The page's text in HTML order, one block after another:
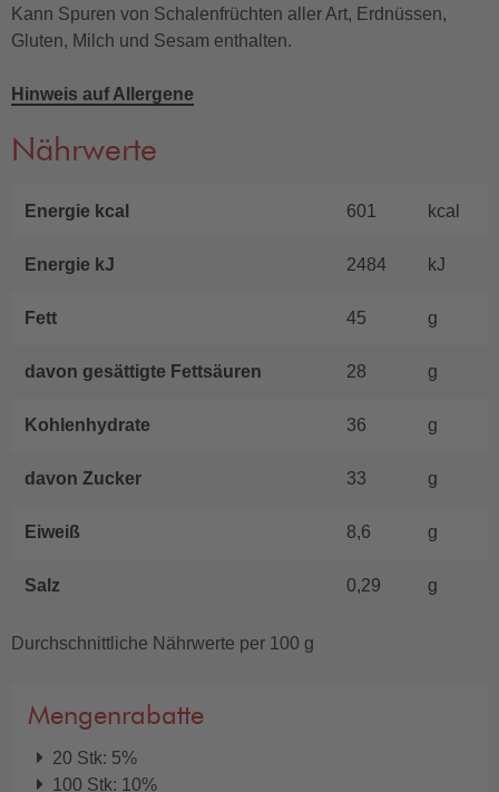
Kann Spuren von Schalenfrüchten aller Art, Erdnüssen,
Gluten, Milch und Sesam enthalten.
Hinweis auf Allergene
Nährwerte
Energie kcal 601 kcal
Energie kJ 2484 kJ
Fett 45 g
davon gesättigte Fettsäuren 28 g
Kohlenhydrate 36 g
davon Zucker 33 g
Eiweiß 8,6 g
Salz 0,29 g
Durchschnittliche Nährwerte per 100 g
Mengenrabatte
20 Stk: 5%
100 Stk: 10%